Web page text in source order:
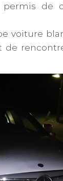
permis de
voiture
de